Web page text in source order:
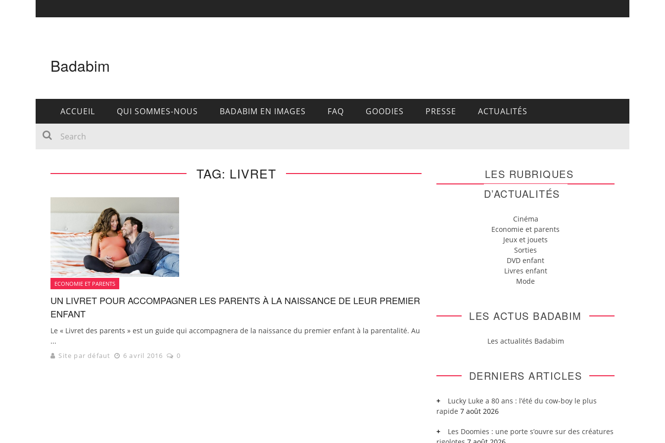
Badabim
ACCUEIL QUI SOMMES-NOUS BADABIM EN IMAGES FAQ GOODIES PRESSE ACTUALITÉS
TAG: LIVRET
ECONOMIE ET PARENTS
UN LIVRET POUR ACCOMPAGNER LES PARENTS À LA NAISSANCE DE LEUR PREMIER
ENFANT
Le « Livret des parents » est un guide qui accompagnera de la naissance du premier enfant à la parentalité. Au
...
Site par défaut 6 avril 2016 0
LES RUBRIQUES
D’ACTUALITÉS
Cinéma
Economie et parents
Jeux et jouets
Sorties
DVD enfant
Livres enfant
Mode
LES ACTUS BADABIM
Les actualités Badabim
DERNIERS ARTICLES
Lucky Luke a 80 ans : l’été du cow-boy le plus
rapide 7 août 2026
Les Doomies : une porte s’ouvre sur des créatures